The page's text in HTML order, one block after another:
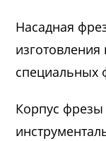
Насадная
специальных
Корпус фрезы